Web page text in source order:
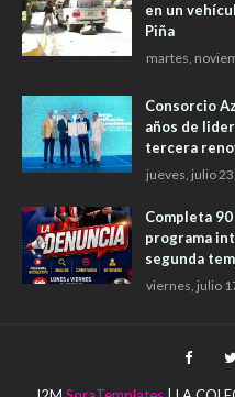
en un
Piña
martes,
Consorcio
años de
tercera
jueves, julio
Completa
programa
segunda
viernes, julio